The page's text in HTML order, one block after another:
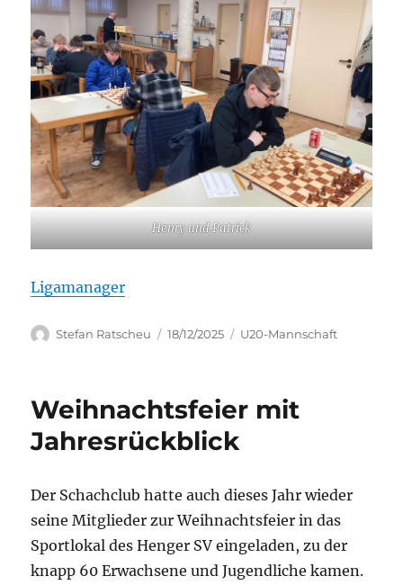
Henry und Patrick
Ligamanager
Autor
Stefan Ratscheu
Veröffentlicht
18/12/2025 Kategorien
U20-Mannschaft
Weihnachtsfeier mit
Jahresrückblick
Der Schachclub hatte auch dieses Jahr wieder
seine Mitglieder zur Weihnachtsfeier in das
Sportlokal des Henger SV eingeladen, zu der
knapp 60 Erwachsene und Jugendliche kamen.